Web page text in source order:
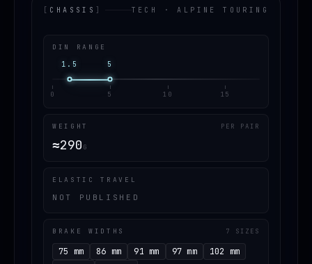
CHASSIS TECH · ALPINE TOURING
DIN RANGE
1.5
5
0 5 10 15
WEIGHT PER PAIR
≈290 G
ELASTIC TRAVEL
NOT PUBLISHED
BRAKE WIDTHS 7 SIZES
75 mm 86 mm 91 mm 97 mm
102 mm